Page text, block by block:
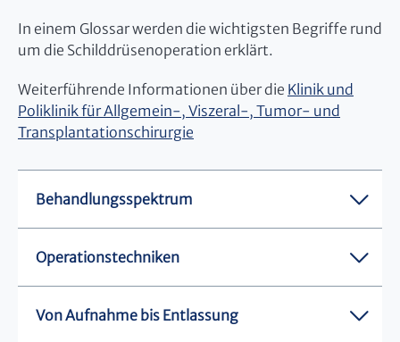
In einem Glossar werden die wichtigsten Begriffe rund
um die Schilddrüsenoperation erklärt.
Weiterführende Informationen über die Klinik und
Poliklinik für Allgemein-, Viszeral-, Tumor- und
Transplantationschirurgie
Behandlungsspektrum
Operationstechniken
Von Aufnahme bis Entlassung